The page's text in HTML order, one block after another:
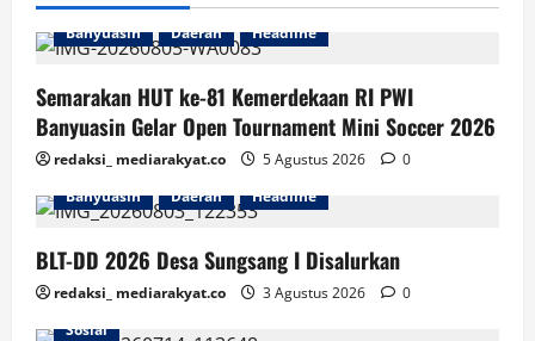
Banyuasin Daerah Headline
Semarakan HUT ke-81 Kemerdekaan RI PWI
Banyuasin Gelar Open Tournament Mini Soccer 2026
redaksi_ mediarakyat.co 5 Agustus 2026
0
Banyuasin
Daerah Headline
BLT-DD 2026 Desa Sungsang I Disalurkan
redaksi_ mediarakyat.co 3 Agustus 2026 0
Banyuasin Daerah Headline
Lingkungan
Sosial